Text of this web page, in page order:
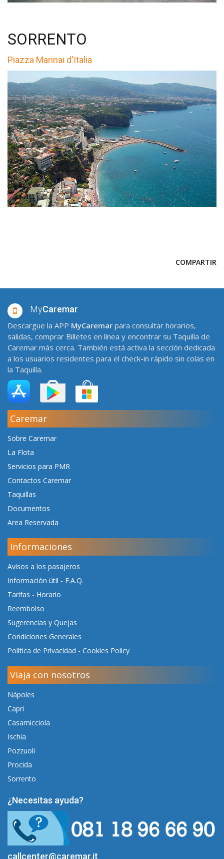
SORRENTO
Piazza Marinai d'Italia
COMPARTIR
MyCaremar
Descargue la APP MyCaremar para consultar horarios,
salidas, comprar Billetes en línea y encontrar su Taquilla de
Caremar más cerca. También está activa la sección dedicada
a los usuarios residentes para el check-in rápido sin colas en
la Taquilla.
Caremar
Sobre Caremar
La Flota
Servicios para PMR
Contactos Caremar
Taquillas
Documentos
Area Reservada
Informaciones
Avisos a los pasajeros
Información útil - F.A.Q.
Tarifas - Horario
Reembolso
Sugerencias y Quejas
Condiciones Generales
Política de Privacidad - Cookies Policy
Viaja con nosotros
Nápoles
Capri
Casamicciola
Ischia
Pozzuoli
Procida
Sorrento
¿Necesitas ayuda?
callcenter@caremar.it